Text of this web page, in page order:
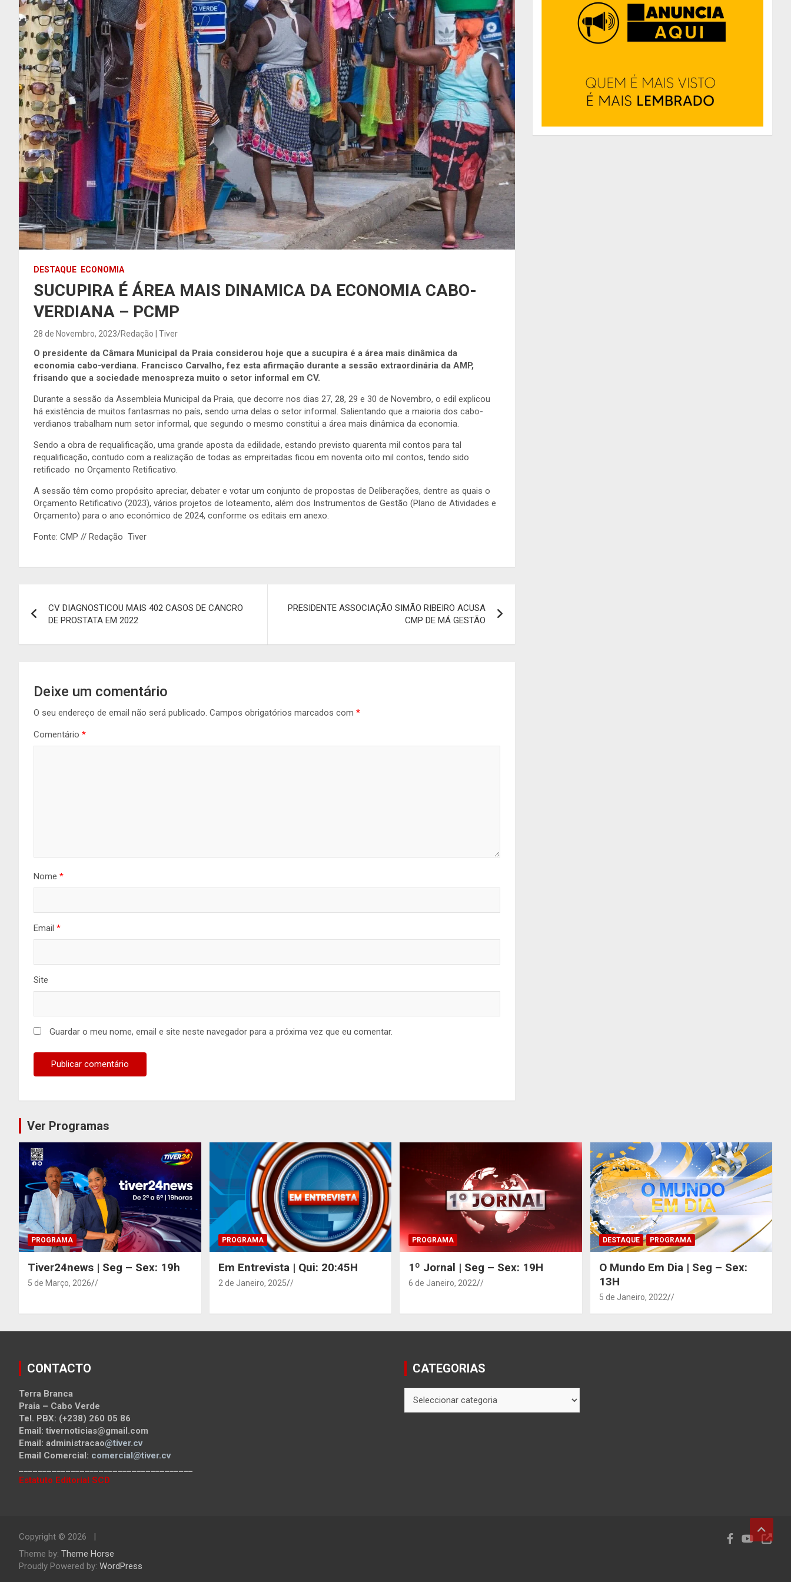
DESTAQUE ECONOMIA
SUCUPIRA É ÁREA MAIS DINAMICA DA ECONOMIA CABO-
VERDIANA – PCMP
28 de Novembro, 2023 Redação | Tiver
O presidente da Câmara Municipal da Praia considerou hoje que a sucupira é a área mais dinâmica da
economia cabo-verdiana. Francisco Carvalho, fez esta afirmação durante a sessão extraordinária da AMP,
frisando que a sociedade menospreza muito o setor informal em CV.
Durante a sessão da Assembleia Municipal da Praia, que decorre nos dias 27, 28, 29 e 30 de Novembro, o edil explicou
há existência de muitos fantasmas no país, sendo uma delas o setor informal. Salientando que a maioria dos cabo-
verdianos trabalham num setor informal, que segundo o mesmo constitui a área mais dinâmica da economia.
Sendo a obra de requalificação, uma grande aposta da edilidade, estando previsto quarenta mil contos para tal
requalificação, contudo com a realização de todas as empreitadas ficou em noventa oito mil contos, tendo sido
retificado no Orçamento Retificativo.
A sessão têm como propósito apreciar, debater e votar um conjunto de propostas de Deliberações, dentre as quais o
Orçamento Retificativo (2023), vários projetos de loteamento, além dos Instrumentos de Gestão (Plano de Atividades e
Orçamento) para o ano económico de 2024, conforme os editais em anexo.
Fonte: CMP // Redação Tiver
de
artigos
CV DIAGNOSTICOU MAIS 402 CASOS DE CANCRO
DE PROSTATA EM 2022
PRESIDENTE ASSOCIAÇÃO SIMÃO RIBEIRO ACUSA
CMP DE MÁ GESTÃO
Deixe um comentário
O seu endereço de email não será publicado. Campos obrigatórios marcados com *
Comentário *
Nome *
Email *
Site
Guardar o meu nome, email e site neste navegador para a próxima vez que eu comentar.
Ver Programas
PROGRAMA
Tiver24news | Seg – Sex: 19h
5 de Março, 2026 /
PROGRAMA
Em Entrevista | Qui: 20:45H
2 de Janeiro, 2025 /
PROGRAMA
1º Jornal | Seg – Sex: 19H
6 de Janeiro, 2022 /
DESTAQUE PROGRAMA
O Mundo Em Dia | Seg – Sex:
13H
5 de Janeiro, 2022 /
CONTACTO
Terra Branca
Praia – Cabo Verde
Tel. PBX: (+238) 260 05 86
Email: tivernoticias@gmail.com
Email: administracao@tiver.cv
Email Comercial: comercial@tiver.cv
Estatuto Editorial SCD
CATEGORIAS
Copyright © 2026
Theme by: Theme Horse
Proudly Powered by: WordPress